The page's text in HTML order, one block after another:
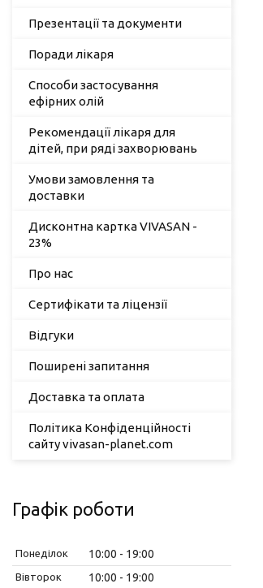
Презентації та документи
Поради лікаря
Способи застосування
ефірних олій
Рекомендації лікаря для
дітей, при ряді захворювань
Умови замовлення та
доставки
Дисконтна картка VIVASAN -
23%
Про нас
Сертифікати та ліцензії
Відгуки
Поширені запитання
Доставка та оплата
Політика Конфіденційності
сайту vivasan-planet.com
Графік роботи
Понеділок 10:00 19:00
Вівторок 10:00 19:00